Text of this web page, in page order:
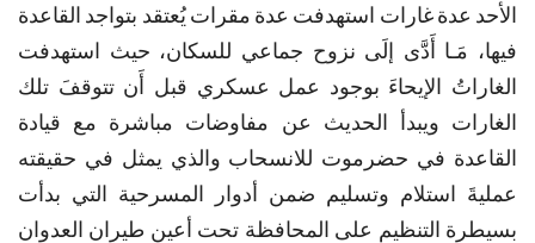
الأحد عدة غارات استهدفت عدة مقرات يُعتقد بتواجد القاعدة
فيها، مَـا أَدَّى إلَى نزوح جماعي للسكان، حيث استهدفت
الغاراتُ الإيحاءَ بوجود عمل عسكري قبل أَن تتوقفَ تلك
الغارات ويبدأ الحديث عن مفاوضات مباشرة مع قيادة
القاعدة في حضرموت للانسحاب والذي يمثل في حقيقته
عمليةَ استلام وتسليم ضمن أدوار المسرحية التي بدأت
بسيطرة التنظيم على المحافظة تحت أعين طيران العدوان